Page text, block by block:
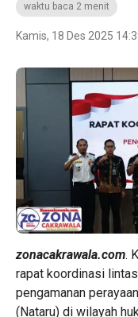
waktu baca 2 menit
Kamis, 18 Des 2025
zonacakrawala.com.
rapat koordinasi
pengamanan
(Nataru) di wilayah